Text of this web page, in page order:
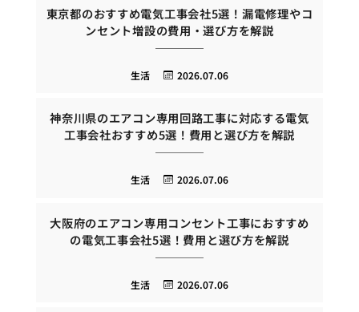
東京都のおすすめ電気工事会社5選！漏電修理やコ
ンセント増設の費用・選び方を解説
2026.07.06
生活
神奈川県のエアコン専用回路工事に対応する電気
工事会社おすすめ5選！費用と選び方を解説
2026.07.06
生活
大阪府のエアコン専用コンセント工事におすすめ
の電気工事会社5選！費用と選び方を解説
2026.07.06
生活